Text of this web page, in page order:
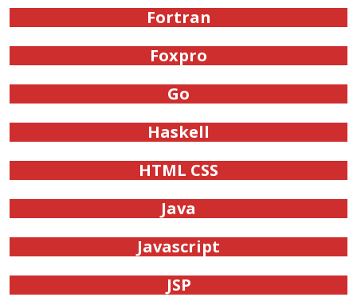
Fortran
Foxpro
Go
Haskell
HTML CSS
Java
Javascript
JSP